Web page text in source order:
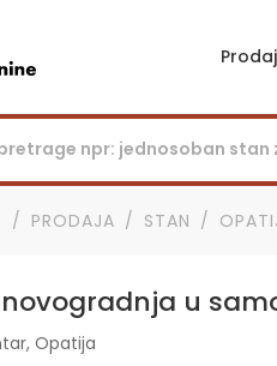
PRODAJA STAN
u
Opatija